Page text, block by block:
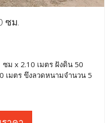
ซม.
ม x 2.10 เมตร ฝังดิน 50
เมตร ขึงลวดหนามจำนวน 5